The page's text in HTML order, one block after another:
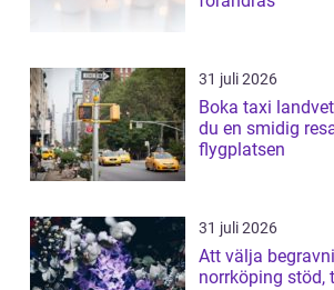
31 juli 2026
Boka taxi landvetter så
du en smidig
flygplatsen
31 juli 2026
Att välja
norrköping stöd, trygghet och